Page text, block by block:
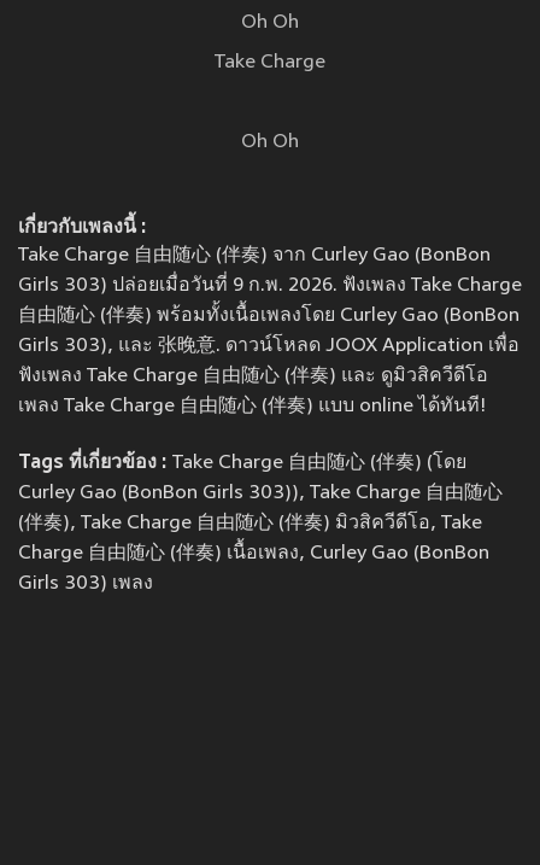
Oh Oh
Take Charge
Oh Oh
เกี่ยวกับเพลงนี้ :
Take Charge 自由随心 (伴奏) จาก Curley Gao (BonBon
Girls 303) ปล่อยเมื่อวันที่ 9 ก.พ. 2026. ฟังเพลง Take Charge
自由随心 (伴奏) พร้อมทั้งเนื้อเพลงโดย Curley Gao (BonBon
Girls 303), และ 张晚意. ดาวน์โหลด JOOX Application เพื่อ
ฟังเพลง Take Charge 自由随心 (伴奏) และ ดูมิวสิควีดีโอ
เพลง Take Charge 自由随心 (伴奏) แบบ online ได้ทันที!
Tags ที่เกี่ยวข้อง : Take Charge 自由随心 (伴奏) (โดย
Curley Gao (BonBon Girls 303)), Take Charge 自由随心
(伴奏), Take Charge 自由随心 (伴奏) มิวสิควีดีโอ, Take
Charge 自由随心 (伴奏) เนื้อเพลง, Curley Gao (BonBon
Girls 303) เพลง